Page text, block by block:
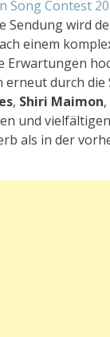
Song Contest
Sendung wird
einem
Erwartungen
erneut durch die
, Shiri Maimon,
und
als in der